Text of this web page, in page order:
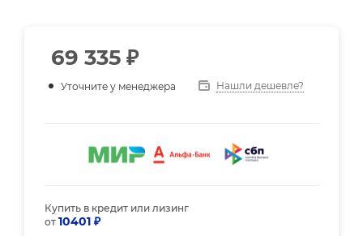
69 335 ₽
Уточните у менеджера Нашли дешевле?
Купить в кредит или лизинг
от 10401 ₽